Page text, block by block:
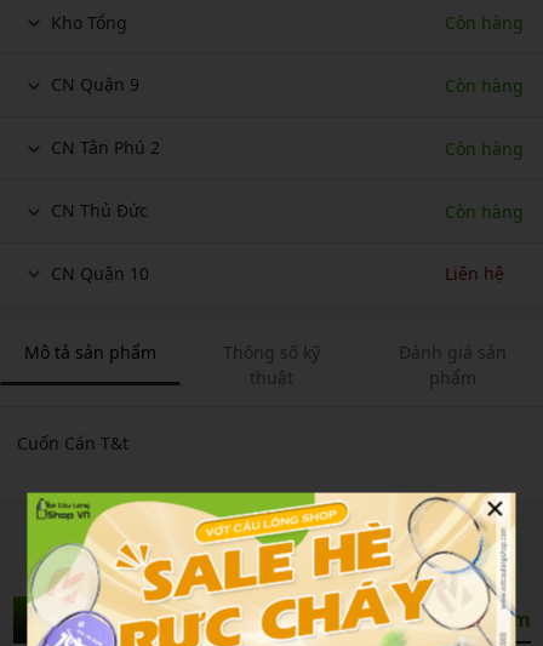
Kho Tổng Còn hàng
CN Quận 9 Còn hàng
CN Tân Phú 2 Còn hàng
CN Thủ Đức Còn hàng
CN Quận 10 Liên hệ
Mô tả sản phẩm
Thông số kỹ
thuật
Đánh giá sản
phẩm
Cuốn Cán T&t
Sản Phẩm Liên Quan Xem thêm
×